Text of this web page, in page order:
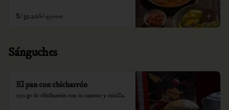
incluyen impuestos de ley y recargo al
consumo.
S/ 39.20S/ 49.00
Sánguches
El pan con chicharrón
250 gr de chicharrón con su camote y criolla.